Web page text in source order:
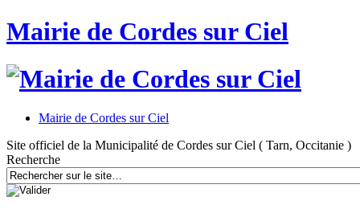
Mairie de Cordes sur Ciel
Mairie de Cordes sur Ciel
Site officiel de la Municipalité de Cordes sur Ciel ( Tarn, Occitanie )
Recherche